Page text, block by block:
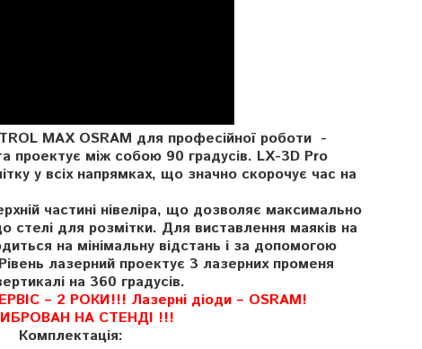
MAX OSRAM для професійної роботи -
проектує між собою 90 градусів. LX-3D Pro
у всіх напрямках, що значно скорочує час на
частині нівеліра, що дозволяє максимально
стелі для розмітки. Для виставлення маяків на
на мінімальну відстань і за допомогою
лазерний проектує 3 лазерних променя
на 360 градусів.
– 2 РОКИ!!! Лазерні діоди – OSRAM!
НА СТЕНДІ !!!
Комплектація: